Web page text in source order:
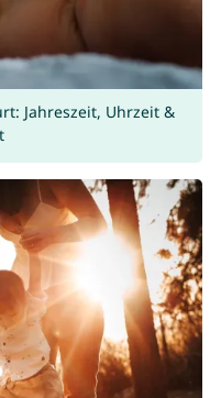
Jahreszeit, Uhrzeit &